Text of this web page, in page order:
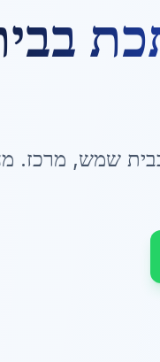
ב
בית שמש, מרכז.